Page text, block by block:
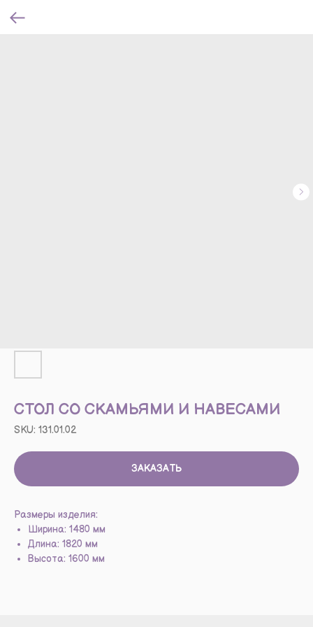
СТОЛ СО СКАМЬЯМИ И НАВЕСАМИ
SKU: 131.01.02
ЗАКАЗАТЬ
Размеры изделия:
Ширина: 1480 мм
Длина: 1820 мм
Высота: 1600 мм